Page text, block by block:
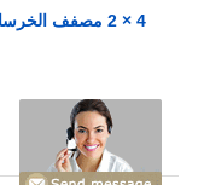
4 × 2 مصفف